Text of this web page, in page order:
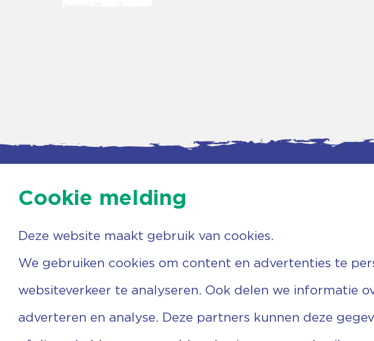
Agenda
Nieuwsbrief
Vrijwilligers
Steun ons
Contactgegevens
7731 PA Ommen
0529 455 767
info@vechtgenoten.nl
Cookie melding
Deze website maakt gebruik van cookies.
We gebruiken cookies om content en advertenties te
websiteverkeer te analyseren. Ook delen we informatie
adverteren en analyse. Deze partners kunnen deze